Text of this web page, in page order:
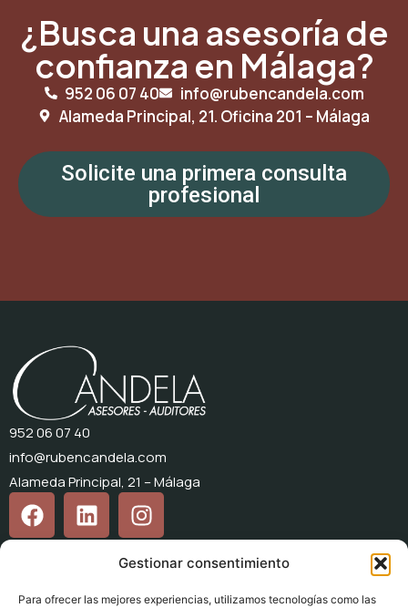
Gestionar consentimiento
Para ofrecer las mejores experiencias, utilizamos tecnologías como las
¿Busca una asesoría de
confianza en Málaga?
952 06 07 40
info@rubencandela.com
Alameda Principal, 21. Oficina 201 – Málaga
Solicite una primera consulta
profesional
952 06 07 40
info@rubencandela.com
Alameda Principal, 21 – Málaga
Candela Asesores